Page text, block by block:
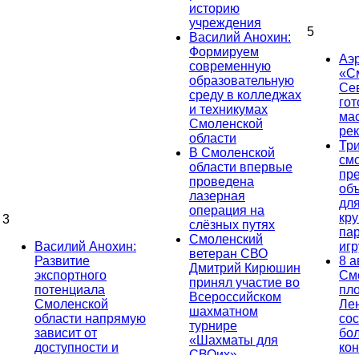
3
Василий Анохин:
Развитие
экспортного
потенциала
Смоленской
области напрямую
зависит от
доступности и
историю
учреждения
Василий Анохин:
Формируем
современную
образовательную
среду в колледжах
и техникумах
Смоленской
области
В Смоленской
области впервые
проведена
лазерная
операция на
слёзных путях
Смоленский
ветеран СВО
Дмитрий Кирюшин
принял участие во
Всероссийском
шахматном
турнире
«Шахматы для
5
8